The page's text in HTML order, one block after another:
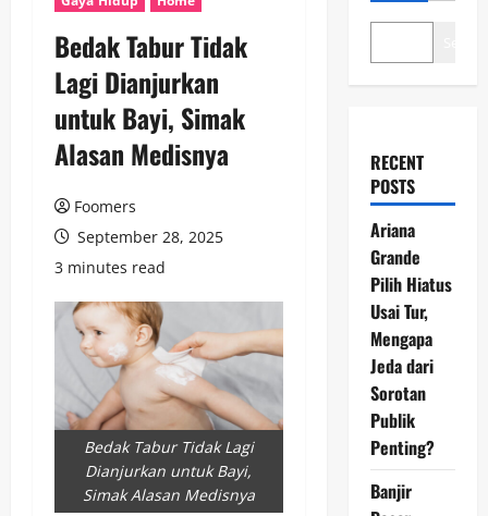
Bedak Tabur Tidak
Lagi Dianjurkan
untuk Bayi, Simak
Alasan Medisnya
Foomers
September 28, 2025
3 minutes read
Bedak Tabur Tidak Lagi
Dianjurkan untuk Bayi,
Simak Alasan Medisnya
RECENT
POSTS
Ariana
Grande
Pilih Hiatus
Usai Tur,
Mengapa
Jeda dari
Sorotan
Publik
Penting?
Banjir